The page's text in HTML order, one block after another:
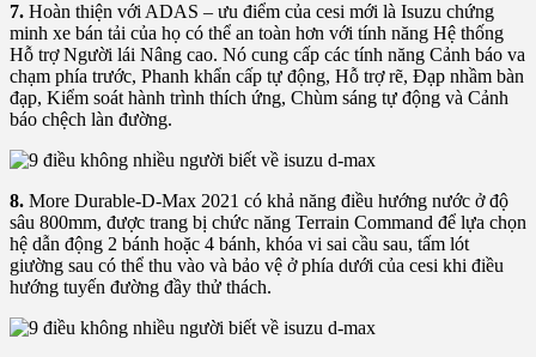
7. Hoàn thiện với ADAS – ưu điểm của cesi mới là Isuzu chứng
minh xe bán tải của họ có thể an toàn hơn với tính năng Hệ thống
Hỗ trợ Người lái Nâng cao. Nó cung cấp các tính năng Cảnh báo va
chạm phía trước, Phanh khẩn cấp tự động, Hỗ trợ rẽ, Đạp nhầm bàn
đạp, Kiểm soát hành trình thích ứng, Chùm sáng tự động và Cảnh
báo chệch làn đường.
8. More Durable-D-Max 2021 có khả năng điều hướng nước ở độ
sâu 800mm, được trang bị chức năng Terrain Command để lựa chọn
hệ dẫn động 2 bánh hoặc 4 bánh, khóa vi sai cầu sau, tấm lót
giường sau có thể thu vào và bảo vệ ở phía dưới của cesi khi điều
hướng tuyến đường đầy thử thách.